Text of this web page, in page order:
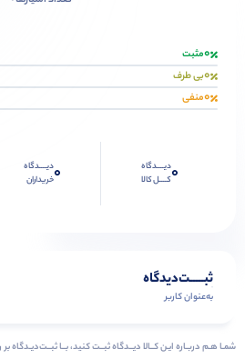
0مثبت
0بی طرف
0منفی
0دیــــدگاه
کــــل کالا
0دیــــدگاه
خریداران
ثبـــــت‌دیدگاه
به‌عنوان کاربر